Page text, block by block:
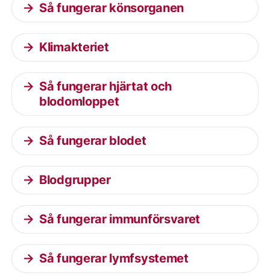
Så fungerar könsorganen
Klimakteriet
Så fungerar hjärtat och
blodomloppet
Så fungerar blodet
Blodgrupper
Så fungerar immunförsvaret
Så fungerar lymfsystemet